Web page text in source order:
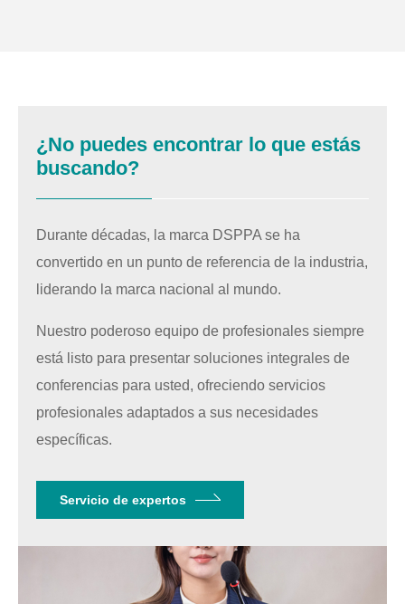
¿No puedes encontrar lo que estás
buscando?
Durante décadas, la marca DSPPA se ha
convertido en un punto de referencia de la industria,
liderando la marca nacional al mundo.
Nuestro poderoso equipo de profesionales siempre
está listo para presentar soluciones integrales de
conferencias para usted, ofreciendo servicios
profesionales adaptados a sus necesidades
específicas.
Servicio de expertos